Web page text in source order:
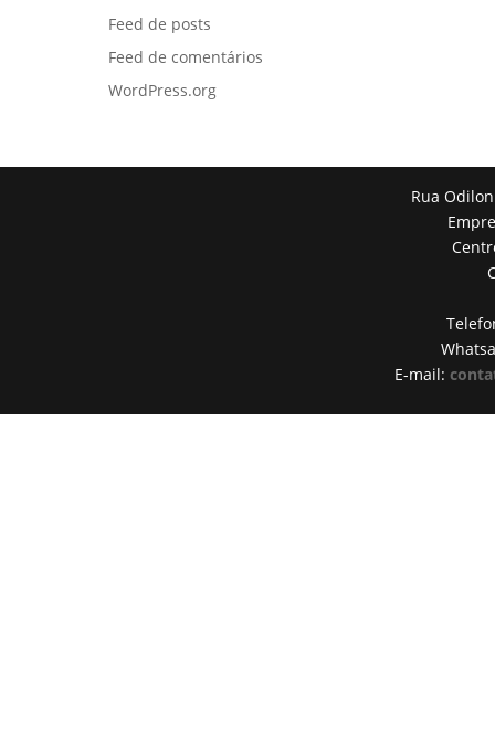
Feed de posts
Feed de comentários
WordPress.org
Rua
E-mail: